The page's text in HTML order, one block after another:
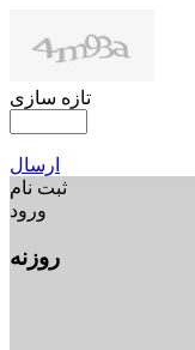
تازه سازی
ارسال
ثبت نام
ورود
روزنه